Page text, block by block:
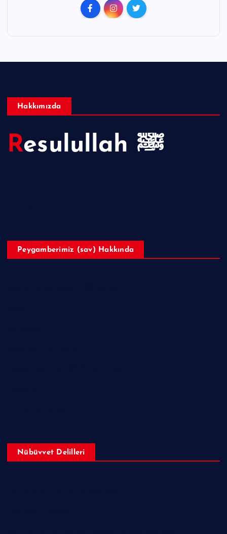
Hakkımızda
Resulullah ﷺ
Peygamberimiz (sav) Hakkında
Nübüvvet Delilleri